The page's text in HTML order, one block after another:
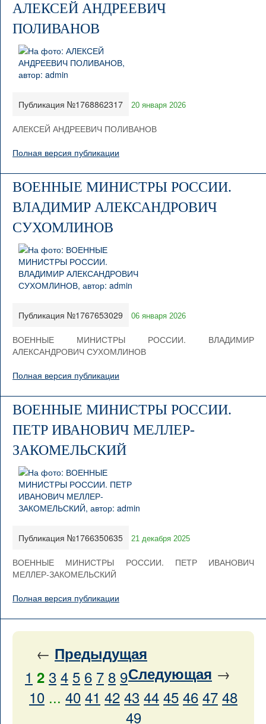
АЛЕКСЕЙ АНДРЕЕВИЧ
ПОЛИВАНОВ
Публикация №1768862317 20 января 2026
АЛЕКСЕЙ АНДРЕЕВИЧ ПОЛИВАНОВ
Полная версия публикации
ВОЕННЫЕ МИНИСТРЫ РОССИИ.
ВЛАДИМИР АЛЕКСАНДРОВИЧ
СУХОМЛИНОВ
Публикация №1767653029 06 января 2026
ВОЕННЫЕ МИНИСТРЫ РОССИИ. ВЛАДИМИР
АЛЕКСАНДРОВИЧ СУХОМЛИНОВ
Полная версия публикации
ВОЕННЫЕ МИНИСТРЫ РОССИИ.
ПЕТР ИВАНОВИЧ МЕЛЛЕР-
ЗАКОМЕЛЬСКИЙ
Публикация №1766350635 21 декабря 2025
ВОЕННЫЕ МИНИСТРЫ РОССИИ. ПЕТР ИВАНОВИЧ
МЕЛЛЕР-ЗАКОМЕЛЬСКИЙ
Полная версия публикации
← Предыдущая
Следующая →
1 2 3 4 5 6 7 8 9
10 ... 40 41 42 43 44 45 46 47 48
49